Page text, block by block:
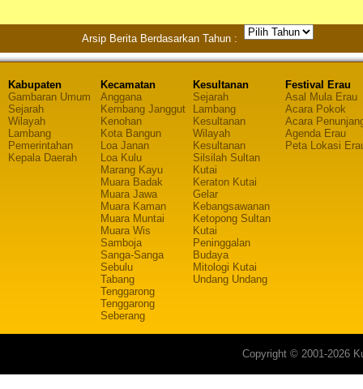
Arsip Berita Berdasarkan Tahun :
Kabupaten
Gambaran Umum
Sejarah
Wilayah
Lambang
Pemerintahan
Kepala Daerah
Kecamatan
Anggana
Kembang Janggut
Kenohan
Kota Bangun
Loa Janan
Loa Kulu
Marang Kayu
Muara Badak
Muara Jawa
Muara Kaman
Muara Muntai
Muara Wis
Samboja
Sanga-Sanga
Sebulu
Tabang
Tenggarong
Tenggarong
Seberang
Kesultanan
Sejarah
Lambang
Kesultanan
Wilayah
Kesultanan
Silsilah Sultan
Kutai
Keraton Kutai
Gelar
Kebangsawanan
Ketopong Sultan
Kutai
Peninggalan
Budaya
Mitologi Kutai
Undang Undang
Festival Erau
Asal Mula Erau
Acara Pokok
Acara
Agenda Erau
Peta Lokasi
Copyright © 2001-2026